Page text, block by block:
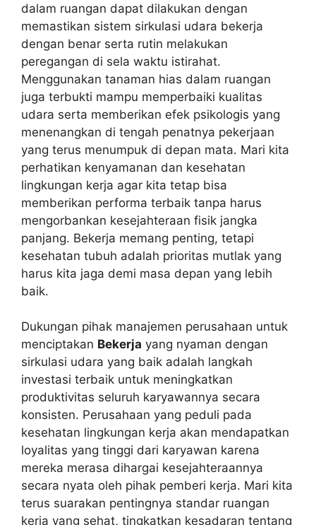
dalam ruangan dapat dilakukan dengan
memastikan sistem sirkulasi udara bekerja
dengan benar serta rutin melakukan
peregangan di sela waktu istirahat.
Menggunakan tanaman hias dalam ruangan
juga terbukti mampu memperbaiki kualitas
udara serta memberikan efek psikologis yang
menenangkan di tengah penatnya pekerjaan
yang terus menumpuk di depan mata. Mari kita
perhatikan kenyamanan dan kesehatan
lingkungan kerja agar kita tetap bisa
memberikan performa terbaik tanpa harus
mengorbankan kesejahteraan fisik jangka
panjang. Bekerja memang penting, tetapi
kesehatan tubuh adalah prioritas mutlak yang
harus kita jaga demi masa depan yang lebih
baik.
Dukungan pihak manajemen perusahaan untuk
menciptakan Bekerja yang nyaman dengan
sirkulasi udara yang baik adalah langkah
investasi terbaik untuk meningkatkan
produktivitas seluruh karyawannya secara
konsisten. Perusahaan yang peduli pada
kesehatan lingkungan kerja akan mendapatkan
loyalitas yang tinggi dari karyawan karena
mereka merasa dihargai kesejahteraannya
secara nyata oleh pihak pemberi kerja. Mari kita
terus suarakan pentingnya standar ruangan
kerja yang sehat, tingkatkan kesadaran tentang